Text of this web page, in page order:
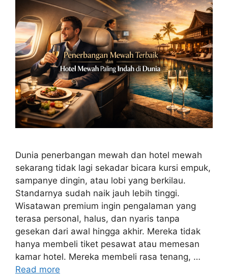
Dunia penerbangan mewah dan hotel mewah
sekarang tidak lagi sekadar bicara kursi empuk,
sampanye dingin, atau lobi yang berkilau.
Standarnya sudah naik jauh lebih tinggi.
Wisatawan premium ingin pengalaman yang
terasa personal, halus, dan nyaris tanpa
gesekan dari awal hingga akhir. Mereka tidak
hanya membeli tiket pesawat atau memesan
kamar hotel. Mereka membeli rasa tenang, …
Read more